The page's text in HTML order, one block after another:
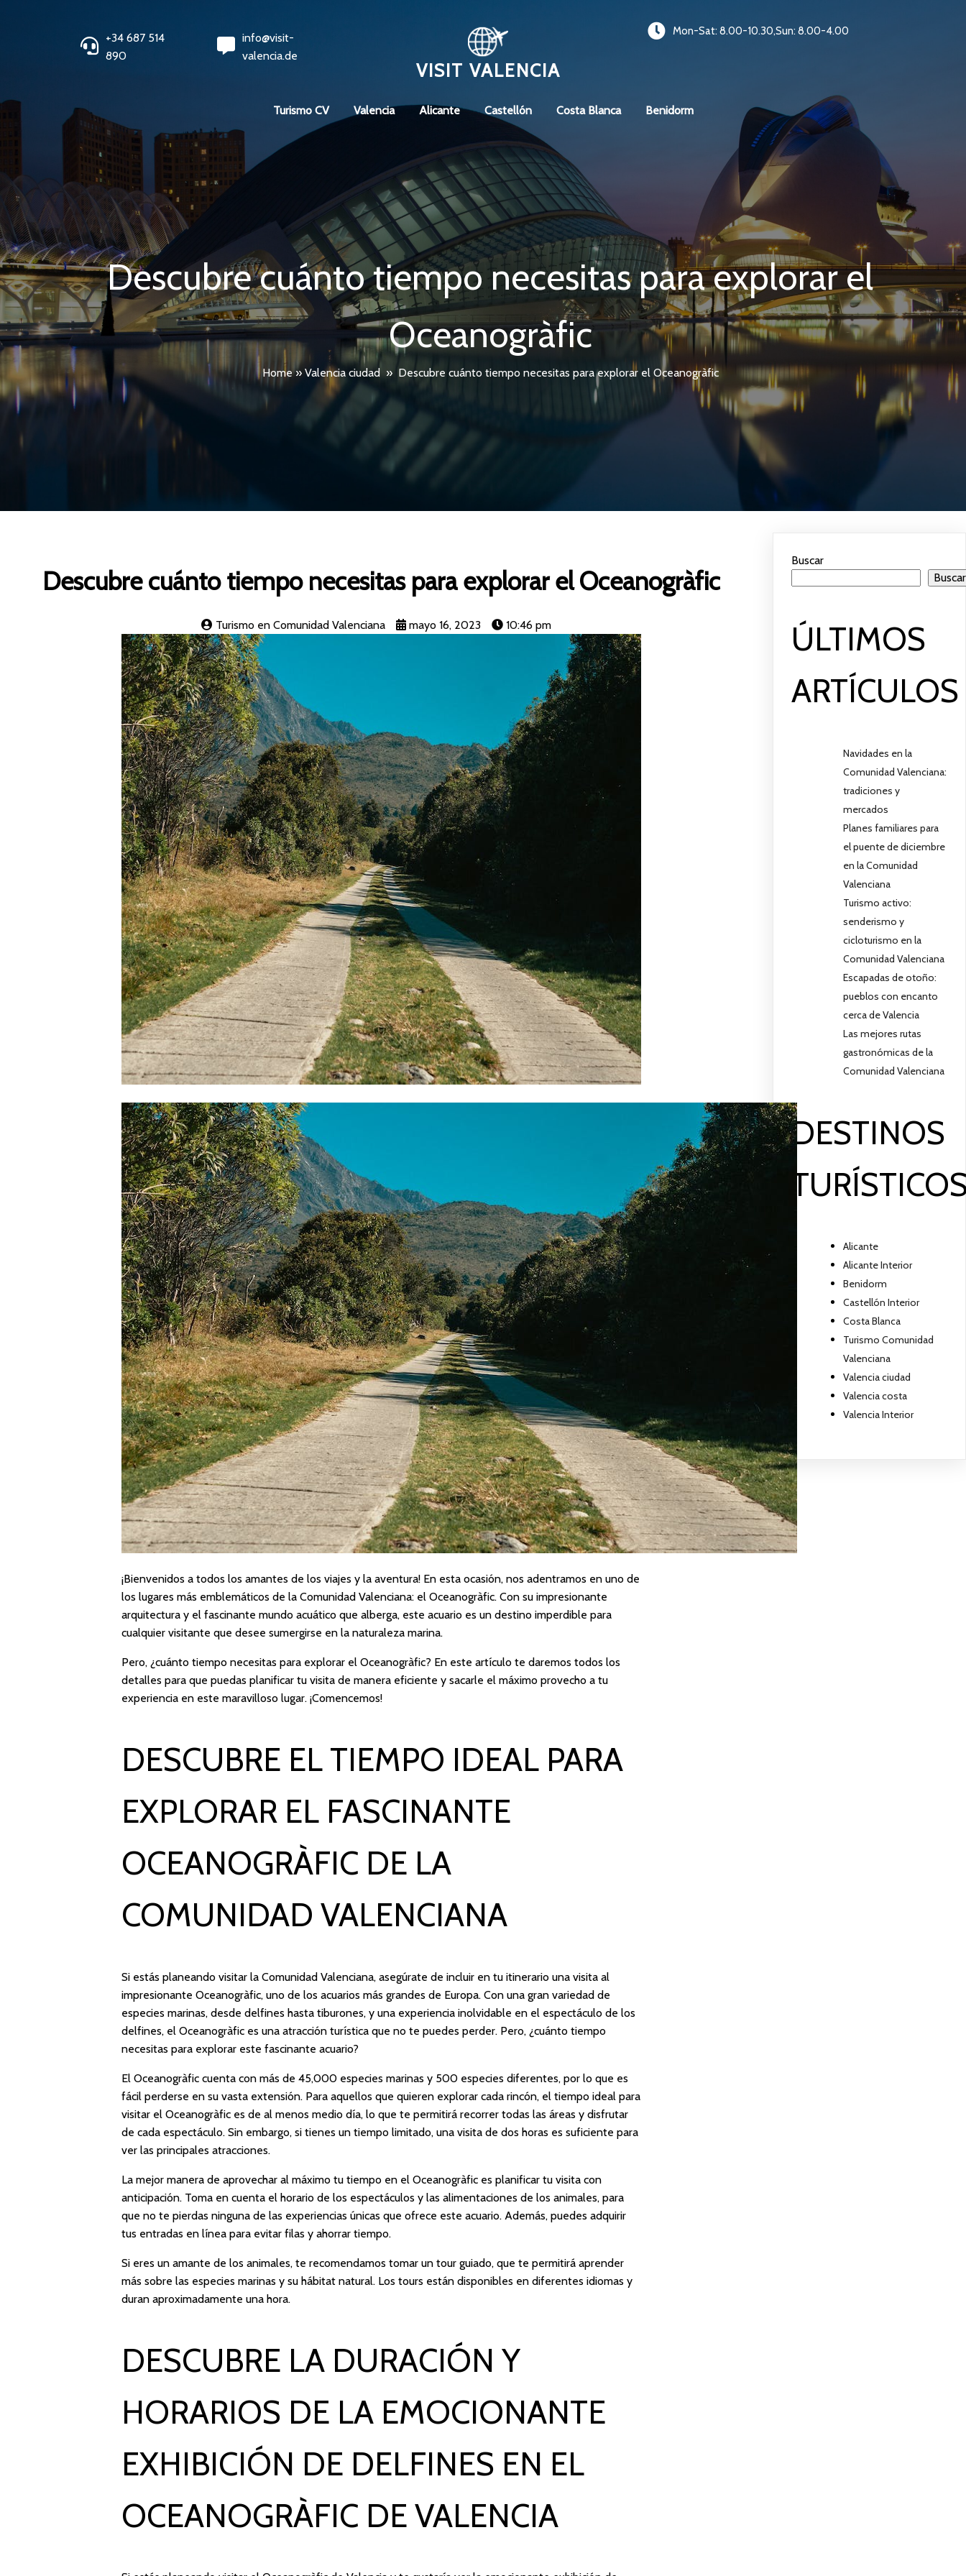
+34 687 514
890
info@visit-
valencia.de
VISIT VALENCIA
Mon-Sat: 8.00-10.30,Sun: 8.00-4.00
Turismo CV Valencia Alicante Castellón Costa Blanca Benidorm
Descubre cuánto tiempo necesitas para explorar el
Oceanogràfic
Home» Valencia ciudad » Descubre cuánto tiempo necesitas para explorar el Oceanogràfic
Descubre cuánto tiempo necesitas para explorar el Oceanogràfic
Turismo en Comunidad Valenciana mayo 16, 2023 10:46 pm
¡Bienvenidos a todos los amantes de los viajes y la aventura! En esta ocasión, nos adentramos en uno de
los lugares más emblemáticos de la Comunidad Valenciana: el Oceanogràfic. Con su impresionante
arquitectura y el fascinante mundo acuático que alberga, este acuario es un destino imperdible para
cualquier visitante que desee sumergirse en la naturaleza marina.
Pero, ¿cuánto tiempo necesitas para explorar el Oceanogràfic? En este artículo te daremos todos los
detalles para que puedas planificar tu visita de manera eficiente y sacarle el máximo provecho a tu
experiencia en este maravilloso lugar. ¡Comencemos!
DESCUBRE EL TIEMPO IDEAL PARA
EXPLORAR EL FASCINANTE
OCEANOGRÀFIC DE LA
COMUNIDAD VALENCIANA
Si estás planeando visitar la Comunidad Valenciana, asegúrate de incluir en tu itinerario una visita al
impresionante Oceanogràfic, uno de los acuarios más grandes de Europa. Con una gran variedad de
especies marinas, desde delfines hasta tiburones, y una experiencia inolvidable en el espectáculo de los
delfines, el Oceanogràfic es una atracción turística que no te puedes perder. Pero, ¿cuánto tiempo
necesitas para explorar este fascinante acuario?
El Oceanogràfic cuenta con más de 45,000 especies marinas y 500 especies diferentes, por lo que es
fácil perderse en su vasta extensión. Para aquellos que quieren explorar cada rincón, el tiempo ideal para
visitar el Oceanogràfic es de al menos medio día, lo que te permitirá recorrer todas las áreas y disfrutar
de cada espectáculo. Sin embargo, si tienes un tiempo limitado, una visita de dos horas es suficiente para
ver las principales atracciones.
La mejor manera de aprovechar al máximo tu tiempo en el Oceanogràfic es planificar tu visita con
anticipación. Toma en cuenta el horario de los espectáculos y las alimentaciones de los animales, para
que no te pierdas ninguna de las experiencias únicas que ofrece este acuario. Además, puedes adquirir
tus entradas en línea para evitar filas y ahorrar tiempo.
Si eres un amante de los animales, te recomendamos tomar un tour guiado, que te permitirá aprender
más sobre las especies marinas y su hábitat natural. Los tours están disponibles en diferentes idiomas y
duran aproximadamente una hora.
DESCUBRE LA DURACIÓN Y
HORARIOS DE LA EMOCIONANTE
EXHIBICIÓN DE DELFINES EN EL
OCEANOGRÀFIC DE VALENCIA
Buscar
Buscar
ÚLTIMOS
ARTÍCULOS
Navidades en la
Comunidad Valenciana:
tradiciones y
mercados
Planes familiares para
el puente de diciembre
en la Comunidad
Valenciana
Turismo activo:
senderismo y
cicloturismo en la
Comunidad Valenciana
Escapadas de otoño:
pueblos con encanto
cerca de Valencia
Las mejores rutas
gastronómicas de la
Comunidad Valenciana
DESTINOS
Alicante
Alicante Interior
Benidorm
Castellón Interior
Costa Blanca
Turismo Comunidad
Valenciana
Valencia ciudad
Valencia costa
Valencia Interior